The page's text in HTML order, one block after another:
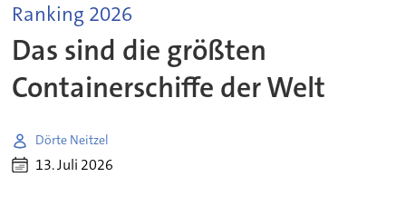
Ranking 2026
Das sind die größten
Containerschiffe der Welt
Dörte Neitzel
13. Juli 2026